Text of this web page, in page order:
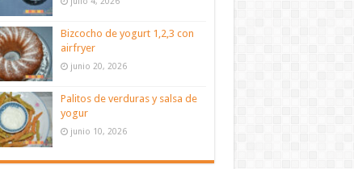
Bizcocho de yogurt 1,2,3 con
airfryer
junio 20, 2026
Palitos de verduras y salsa de
yogur
junio 10, 2026